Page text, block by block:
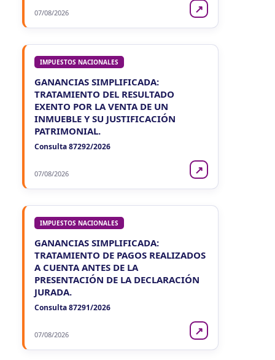
07/08/2026 ↗
IMPUESTOS NACIONALES
GANANCIAS SIMPLIFICADA:
TRATAMIENTO DEL RESULTADO
EXENTO POR LA VENTA DE UN
INMUEBLE Y SU JUSTIFICACIÓN
PATRIMONIAL.
Consulta 87292/2026
07/08/2026 ↗
IMPUESTOS NACIONALES
GANANCIAS SIMPLIFICADA:
TRATAMIENTO DE PAGOS REALIZADOS
A CUENTA ANTES DE LA
PRESENTACIÓN DE LA DECLARACIÓN
JURADA.
Consulta 87291/2026
07/08/2026 ↗